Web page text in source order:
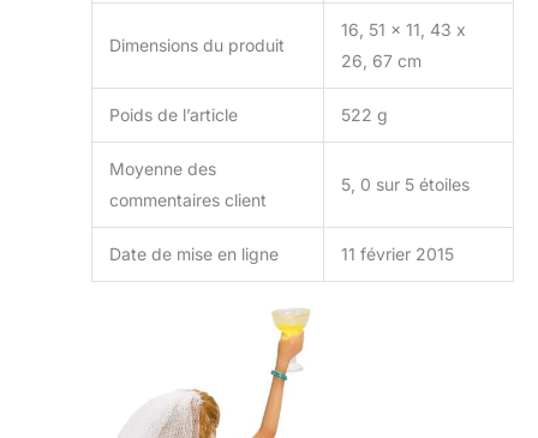
Dimensions du produit
16, 51 x 11, 43 x
26, 67 cm
Poids de l’article 522 g
Moyenne des
commentaires client
5, 0 sur 5 étoiles
Date de mise en ligne 11 février 2015